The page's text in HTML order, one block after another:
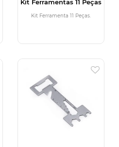
Kit Ferramentas 11 Peças
Kit Ferramenta 11 Peças.